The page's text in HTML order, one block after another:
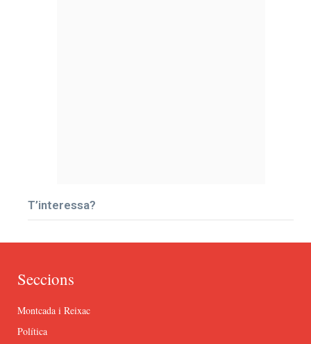
T’interessa?
Seccions
Montcada i Reixac
Política